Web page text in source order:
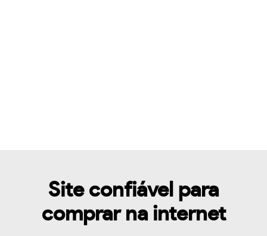
Site confiável para
comprar na internet